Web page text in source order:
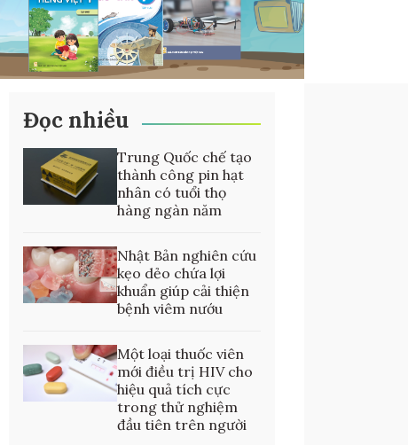
Đọc nhiều
Trung Quốc chế tạo
thành công pin hạt
nhân có tuổi thọ
hàng ngàn năm
Nhật Bản nghiên cứu
kẹo dẻo chứa lợi
khuẩn giúp cải thiện
bệnh viêm nướu
Một loại thuốc viên
mới điều trị HIV cho
hiệu quả tích cực
trong thử nghiệm
đầu tiên trên người